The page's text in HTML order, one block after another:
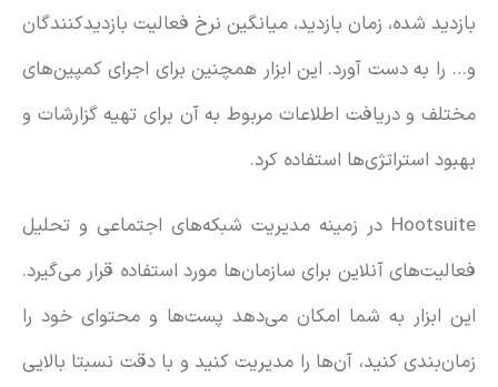
بازدید شده، زمان بازدید، میانگین نرخ فعالیت بازدیدکنندگان
و… را به دست آورد. این ابزار همچنین برای اجرای کمپین‌های
مختلف و دریافت اطلاعات مربوط به آن برای تهیه گزارشات و
بهبود استراتژی‌ها استفاده کرد.
Hootsuite در زمینه مدیریت شبکه‌های اجتماعی و تحلیل
فعالیت‌های آنلاین برای سازمان‌ها مورد استفاده قرار می‌گیرد.
این ابزار به شما امکان می‌دهد پست‌ها و محتوای خود را
زمان‌بندی کنید، آن‌ها را مدیریت کنید و با دقت نسبتا بالایی